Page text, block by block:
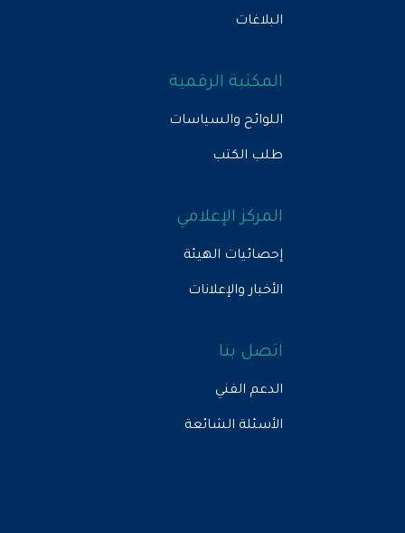
البلاغات
المكتبة الرقمية
اللوائح والسياسات
طلب الكتب
المركز الإعلامي
إحصائيات الهيئة
الأخبار والإعلانات
اتصل بنا
الدعم الفني
الأسئلة الشائعة